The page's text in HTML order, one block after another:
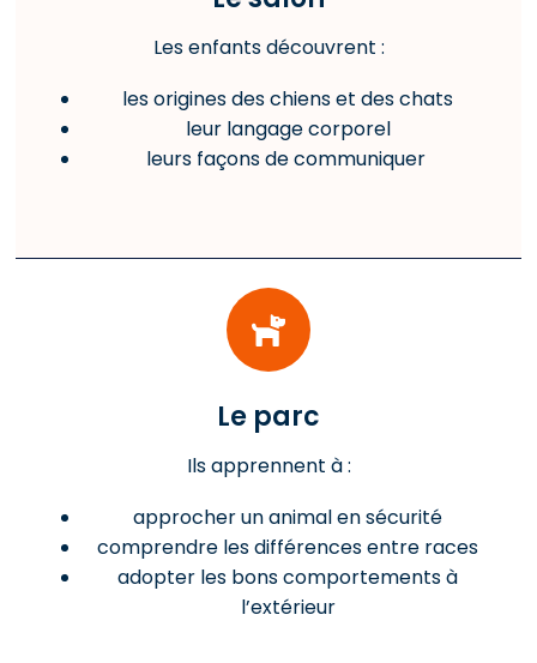
Les enfants découvrent :
les origines des chiens et des chats
leur langage corporel
leurs façons de communiquer
Le parc
Ils apprennent à :
approcher un animal en sécurité
comprendre les différences entre races
adopter les bons comportements à
l’extérieur